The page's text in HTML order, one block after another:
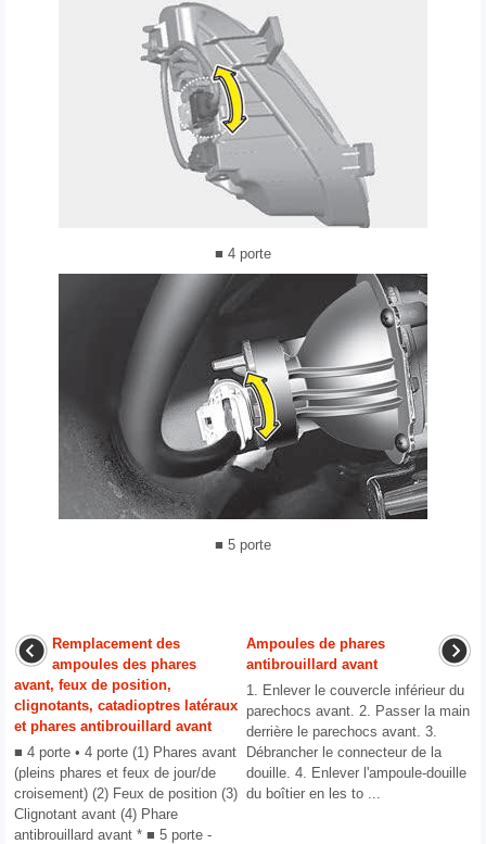
■ 4 porte
■ 5 porte
Remplacement des
ampoules des phares
avant, feux de position,
clignotants, catadioptres latéraux
et phares antibrouillard avant
■ 4 porte • 4 porte (1) Phares avant
(pleins phares et feux de jour/de
croisement) (2) Feux de position (3)
Clignotant avant (4) Phare
antibrouillard avant * ■ 5 porte -
Ampoules de phares
antibrouillard avant
1. Enlever le couvercle inférieur du
parechocs avant. 2. Passer la main
derrière le parechocs avant. 3.
Débrancher le connecteur de la
douille. 4. Enlever l'ampoule-douille
du boîtier en les to ...